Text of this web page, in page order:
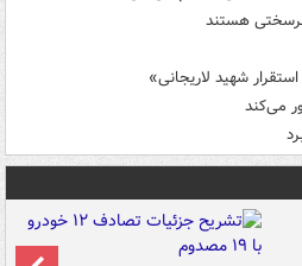
هستند
شهید لاریجانی»
می‌کند